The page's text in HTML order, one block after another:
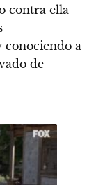
contra ella
conociendo a
de